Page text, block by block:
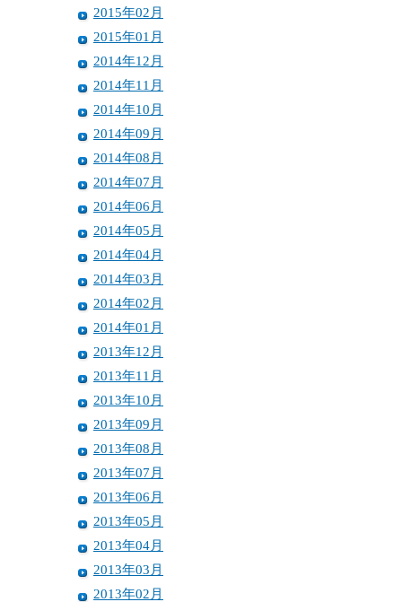
2015年02月
2015年01月
2014年12月
2014年11月
2014年10月
2014年09月
2014年08月
2014年07月
2014年06月
2014年05月
2014年04月
2014年03月
2014年02月
2014年01月
2013年12月
2013年11月
2013年10月
2013年09月
2013年08月
2013年07月
2013年06月
2013年05月
2013年04月
2013年03月
2013年02月